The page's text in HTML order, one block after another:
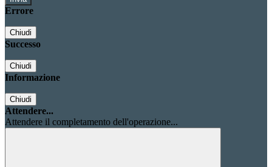
Errore
Chiudi
Successo
Chiudi
Informazione
Chiudi
Attendere...
Attendere il completamento dell'operazione...